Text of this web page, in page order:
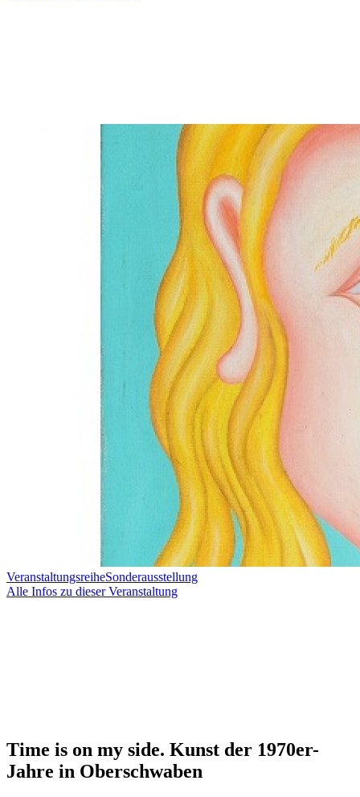
VeranstaltungsreiheSonderausstellung
Alle Infos zu dieser Veranstaltung
Time is on my side. Kunst der 1970er-
Jahre in Oberschwaben